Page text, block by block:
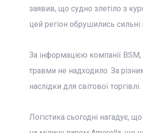
заявив, що судно злетіло з
цей регіон обрушились
За інформацією компанії
травми не надходило. За
наслідки для світової торгівлі.
Логістика сьогодні нагадує,